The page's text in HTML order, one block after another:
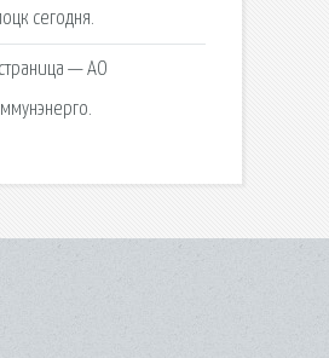
сегодня.
страница — АО